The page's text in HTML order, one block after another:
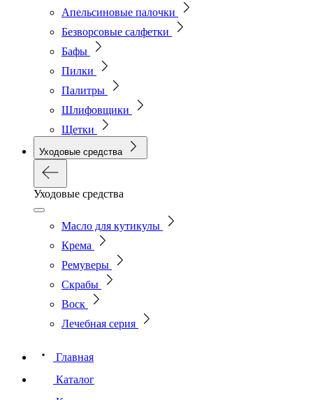
Апельсиновые палочки
Безворсовые салфетки
Бафы
Пилки
Палитры
Шлифовщики
Щетки
Уходовые средства
Уходовые средства
Масло для кутикулы
Крема
Ремуверы
Скрабы
Воск
Лечебная серия
Главная
Каталог